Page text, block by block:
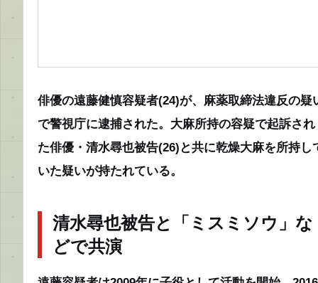
俳優の遠藤健慎容疑者(24)が、麻薬取締法違反の疑
で警視庁に逮捕された。大麻所持の容疑で起訴され
た俳優・清水尋也被告(26)と共に乾燥大麻を所持し
いた疑いが持たれている。
清水尋也被告と「ミスミソウ」な
どで共演